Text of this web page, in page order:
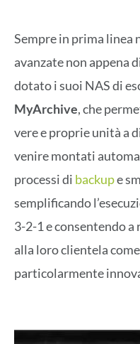
Sempre in prima linea
avanzate non appena
dotato i suoi NAS di
MyArchive, che
vere e proprie unità a
venire montati
processi di backupe
semplificando
3-2-1 e consentendo
alla loro clientela
particolarmente